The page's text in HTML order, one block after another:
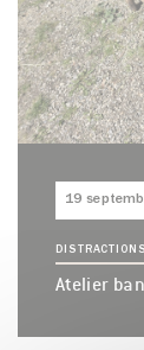
Atelier
19